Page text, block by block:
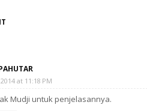
at 11:18 PM
Mudji untuk penjelasannya.